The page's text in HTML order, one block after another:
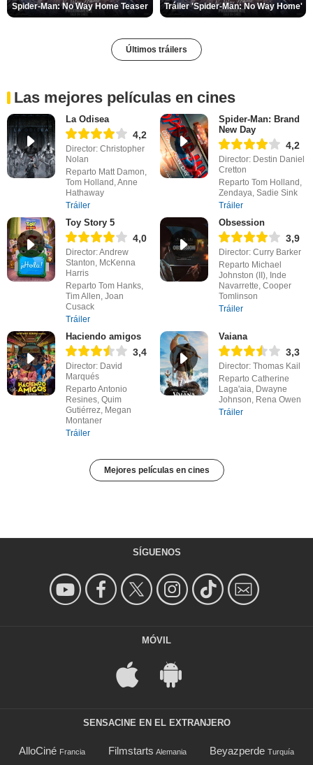
Spider-Man: No Way Home Teaser Tráiler 'Spider-Man: No Way Home'
Últimos tráilers
Las mejores películas en cines
La Odisea
4,2
Director: Christopher
Nolan
Reparto Matt Damon,
Tom Holland, Anne
Hathaway
Tráiler
Spider-Man: Brand
New Day
4,2
Director: Destin Daniel
Cretton
Reparto Tom Holland,
Zendaya, Sadie Sink
Tráiler
Toy Story 5
4,0
Director: Andrew
Stanton, McKenna
Harris
Reparto Tom Hanks,
Tim Allen, Joan
Cusack
Tráiler
Obsession
3,9
Director: Curry Barker
Reparto Michael
Johnston (II), Inde
Navarrette, Cooper
Tomlinson
Tráiler
Haciendo amigos
3,4
Director: David
Marqués
Reparto Antonio
Resines, Quim
Gutiérrez, Megan
Montaner
Tráiler
Vaiana
3,3
Director: Thomas Kail
Reparto Catherine
Laga'aia, Dwayne
Johnson, Rena Owen
Tráiler
Mejores películas en cines
SÍGUENOS
MÓVIL
SENSACINE EN EL EXTRANJERO
AlloCiné Francia Filmstarts Alemania Beyazperde Turquía